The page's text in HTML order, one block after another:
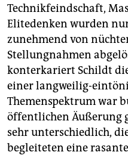
Technikfeindschaft,
Elitedenken wurden
zunehmend von
Stellungnahmen
konterkariert Schildt
einer langweilig-
Themenspektrum war
öffentlichen Äußerung
sehr unterschiedlich,
begleiteten eine